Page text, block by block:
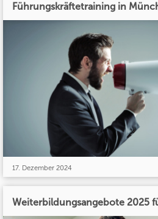
Führungskräftetraining in
17. Dezember 2024
Weiterbildungsangebote 2025